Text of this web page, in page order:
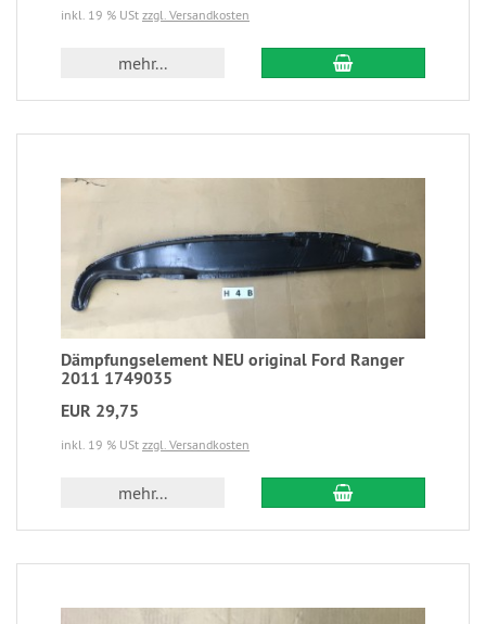
inkl. 19 % USt zzgl. Versandkosten
mehr...
Dämpfungselement NEU original Ford Ranger
2011 1749035
EUR 29,75
inkl. 19 % USt zzgl. Versandkosten
mehr...